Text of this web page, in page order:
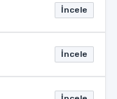
İncele
İncele